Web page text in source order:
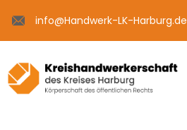
info@Handwerk-LK-Harburg.de